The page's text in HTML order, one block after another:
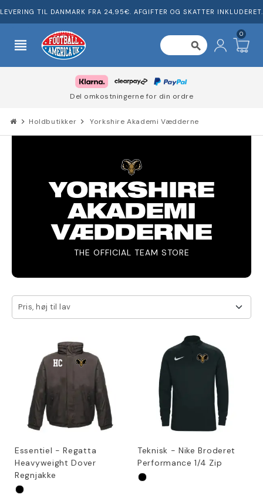
LEVERING TIL DANMARK FRA 24,95€. AFGIFTER OG SKATTER INKLUDERET.
view_headline search
0
Del omkostningerne for din ordre
chevron_right Holdbutikker chevron_right Yorkshire Akademi Vædderne
YORKSHIRE
AKADEMI
VÆDDERNE
THE OFFICIAL TEAM STORE
Pris, høj til lav
Essentiel - Regatta
Heavyweight Dover
Regnjakke
Teknisk - Nike Broderet
Performance 1/4 Zip